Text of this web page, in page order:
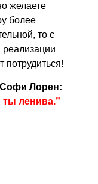
желаете
более
то с
реализации
потрудиться!
Софи Лорен:
ты ленива.”